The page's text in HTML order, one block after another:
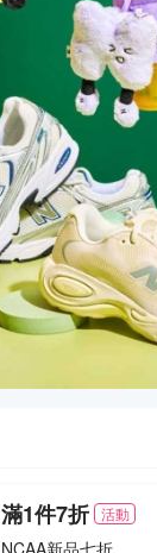
滿1件7折 活動